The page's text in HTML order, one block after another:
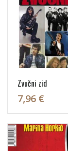
Zvučni zid
7,96 €